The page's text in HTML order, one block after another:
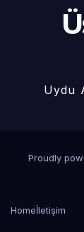
Uydu
Proudly
Homeİletişim